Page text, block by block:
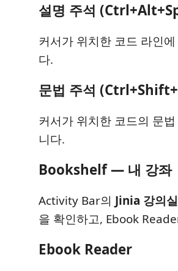
설명 주석
커서가 위치한 코드 라인
다.
문법 주석
커서가 위치한 코드의 문
니다.
Bookshelf — 내 강좌
Activity Bar의 Jinia 강의실
을 확인하고, Ebook
Ebook Reader